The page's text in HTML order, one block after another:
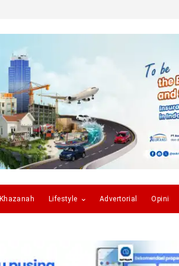
Khazanah Lifestyle Advertorial Opini